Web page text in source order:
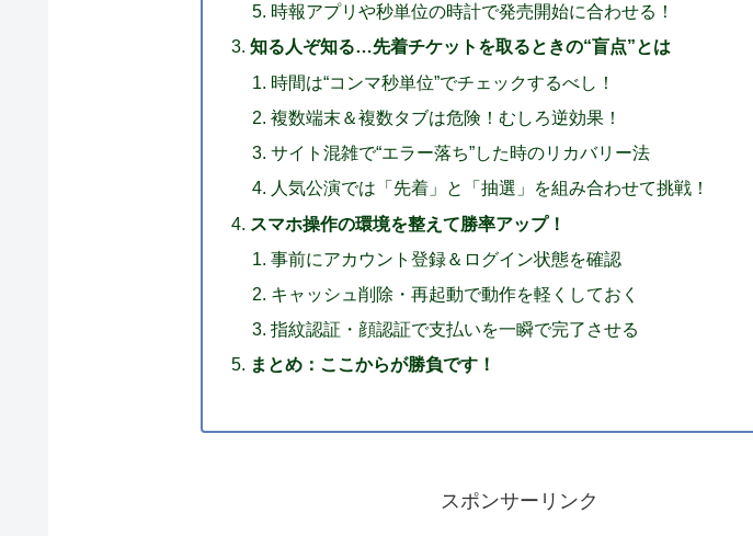
時報アプリや秒単位の時計で発売開始に合わせる！
知る人ぞ知る…先着チケットを取るときの“盲点”とは
時間は“コンマ秒単位”でチェックするべし！
複数端末＆複数タブは危険！むしろ逆効果！
サイト混雑で“エラー落ち”した時のリカバリー法
人気公演では「先着」と「抽選」を組み合わせて挑戦！
スマホ操作の環境を整えて勝率アップ！
事前にアカウント登録＆ログイン状態を確認
キャッシュ削除・再起動で動作を軽くしておく
指紋認証・顔認証で支払いを一瞬で完了させる
まとめ：ここからが勝負です！
スポンサーリンク